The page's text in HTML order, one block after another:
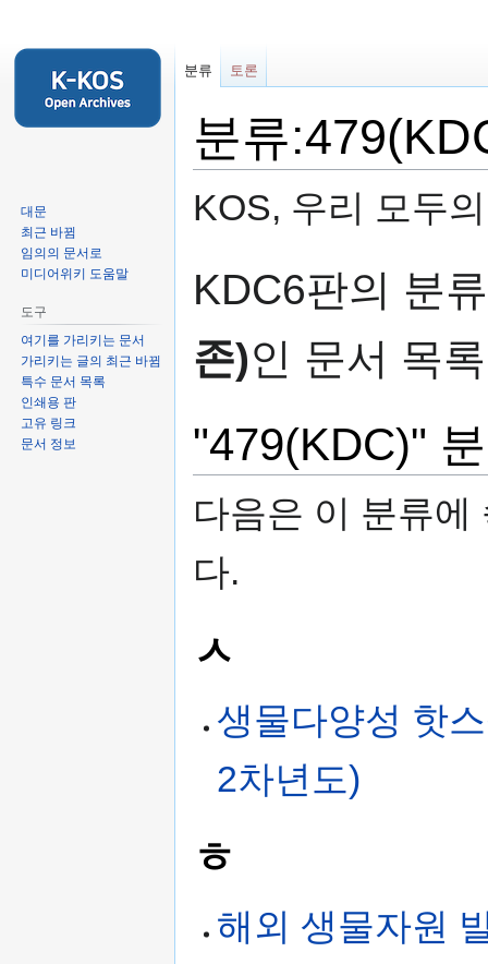
분류
KOS, 우리 모두
러
기
로
색
러
가
KDC6판의 분
존)인 문서 목
"479(KDC)"
다음은 이 분류에
다.
ㅅ
생물다양성 핫
2차년도)
ㅎ
해외 생물자원
분류 토론
대문
최근 바뀜
임의의 문서로
미디어위키 도움말
도구
여기를 가리키는 문서
가리키는 글의 최근 바뀜
특수 문서 목록
인쇄용 판
고유 링크
문서 정보